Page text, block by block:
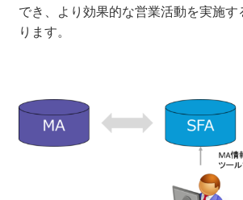
でき、より効果的な営業活動を実施す
ります。